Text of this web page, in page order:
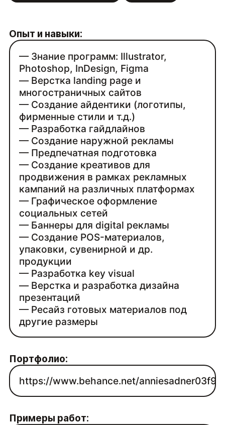
Опыт и навыки:
— Знание программ: Illustrator,
Photoshop, InDesign, Figma
— Верстка landing page и
многостраничных сайтов
— Создание айдентики (логотипы,
фирменные стили и т.д.)
— Разработка гайдлайнов
— Создание наружной рекламы
— Предпечатная подготовка
— Создание креативов для
продвижения в рамках рекламных
кампаний на различных платформах
— Графическое оформление
социальных сетей
— Баннеры для digital рекламы
— Создание POS-материалов,
упаковки, сувенирной и др.
продукции
— Разработка key visual
— Верстка и разработка дизайна
презентаций
— Ресайз готовых материалов под
другие размеры
Портфолио:
https://www.behance.net/anniesadner03f9
Примеры работ: